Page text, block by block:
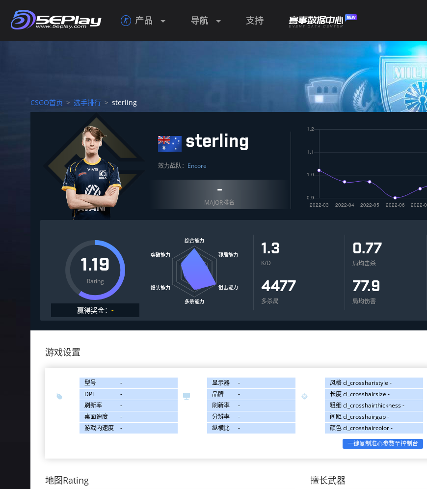
 产品 导航 支持
CSGO首页 > 选手排行 > sterling
sterling
效力战队： Encore
-
MAJOR排名
1.19
Rating
赢得奖金： -
1.3
K/D
0.77
局均击杀
4477
多杀局
77.9
局均伤害
游戏设置

型号
-
DPI
-
刷新率
-
桌面速度
-
游戏内速度
-

显示器
-
品牌
-
刷新率
-
分辨率
-
纵横比
-

风格cl_crossharistyle -
长度cl_crosshairsize -
粗细cl_crosshairthickness -
间距cl_crosshairgap -
颜色cl_crosshaircolor -
一键复制准心参数至控制台
地图Rating 擅长武器